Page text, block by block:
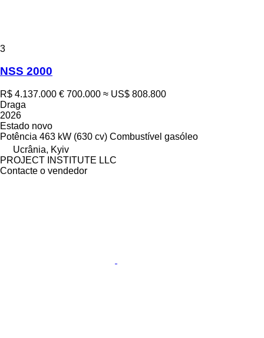
3
NSS 2000
R$ 4.137.000 € 700.000 ≈ US$ 808.800
Draga
2026
Estado novo
Potência 463 kW (630 cv) Combustível gasóleo
Ucrânia, Kyiv
PROJECT INSTITUTE LLC
Contacte o vendedor